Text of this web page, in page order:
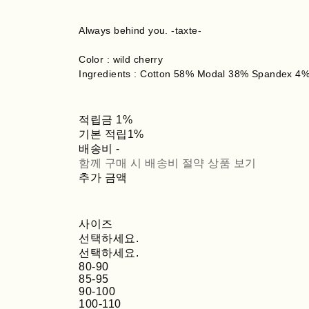
Always behind you. -taxte-
Color : wild cherry
Ingredients : Cotton 58% Modal 38% Spandex
적립금 1%
기본 적립 1%
배송비-
함께 구매 시 배송비 절약 상품 보기
추가 금액
사이즈
선택하세요.
선택하세요.
80-90
85-95
90-100
100-110